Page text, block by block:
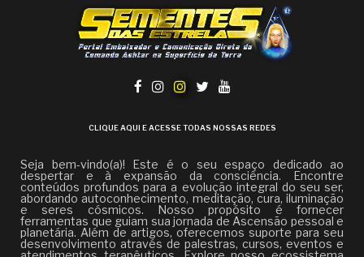
CLIQUE AQUI E ACESSE TODAS NOSSAS REDES
Seja bem-vindo(a)! Este é o seu espaço dedicado ao
despertar e à expansão da consciência. Encontre
conteúdos profundos para a evolução integral do seu ser,
abordando autoconhecimento, meditação, cura, iluminação
e seres cósmicos. Nosso propósito é fornecer
ferramentas que guiam sua jornada de Ascensão pessoal e
planetária. Além de artigos, oferecemos suporte para seu
desenvolvimento através de palestras, cursos, eventos e